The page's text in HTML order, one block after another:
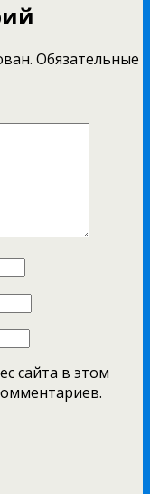
Обязательные
сайта в этом